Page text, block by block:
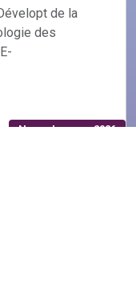
News January 2026
de la
des